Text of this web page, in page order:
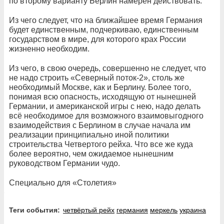
Из чего следует, что на ближайшее время Германия
будет единственным, подчеркиваю, единственным
государством в мире, для которого крах России
жизненно необходим.
Из чего, в свою очередь, совершенно не следует, что
не надо строить «Северный поток-2», столь же
необходимый Москве, как и Берлину. Более того,
понимая всю опасность, исходящую от нынешней
Германии, и американской игры с нею, надо делать
всё необходимое для возможного взаимовыгодного
взаимодействия с Берлином в случае начала им
реализации принципиально иной политики
строительства Четвертого рейха. Что все же куда
более вероятно, чем ожидаемое нынешним
руководством Германии чудо.
Специально для «Столетия»
Теги события: четвёртый рейх германия меркель украина